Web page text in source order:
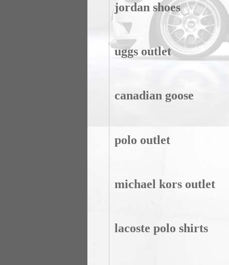
jordan shoes
uggs outlet
canadian goose
polo outlet
michael kors outlet
lacoste polo shirts